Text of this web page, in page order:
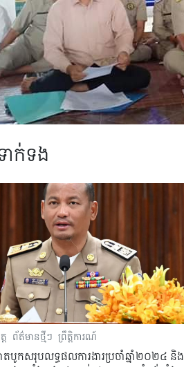
ាក់ទង
ព័ត៌មានថ្មីៗ ព្រឹត្តិការណ៍
បូកសរុបលទ្ធផលការងារប្រចាំឆ្នាំ២០២៤ និង